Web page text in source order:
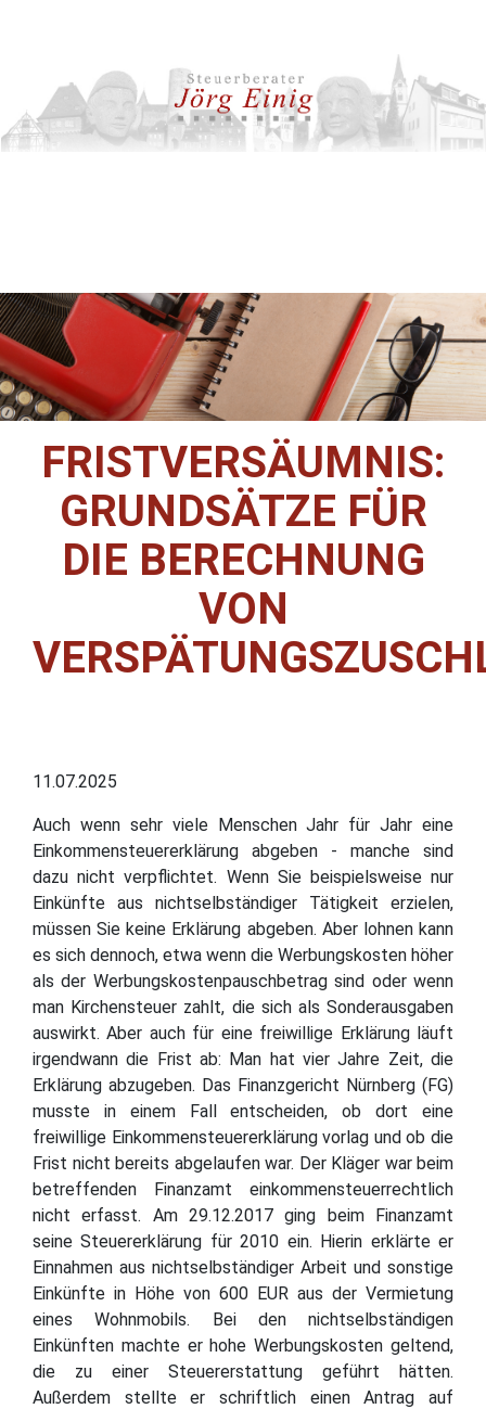
FRISTVERSÄUMNIS:
GRUNDSÄTZE FÜR
DIE BERECHNUNG
VON
11.07.2025
Auch wenn sehr viele Menschen Jahr für Jahr eine
Einkommensteuererklärung abgeben - manche sind
dazu nicht verpflichtet. Wenn Sie beispielsweise nur
Einkünfte aus nichtselbständiger Tätigkeit erzielen,
müssen Sie keine Erklärung abgeben. Aber lohnen kann
es sich dennoch, etwa wenn die Werbungskosten höher
als der Werbungskostenpauschbetrag sind oder wenn
man Kirchensteuer zahlt, die sich als Sonderausgaben
auswirkt. Aber auch für eine freiwillige Erklärung läuft
irgendwann die Frist ab: Man hat vier Jahre Zeit, die
Erklärung abzugeben. Das Finanzgericht Nürnberg (FG)
musste in einem Fall entscheiden, ob dort eine
freiwillige Einkommensteuererklärung vorlag und ob die
Frist nicht bereits abgelaufen war. Der Kläger war beim
betreffenden Finanzamt einkommensteuerrechtlich
nicht erfasst. Am 29.12.2017 ging beim Finanzamt
seine Steuererklärung für 2010 ein. Hierin erklärte er
Einnahmen aus nichtselbständiger Arbeit und sonstige
Einkünfte in Höhe von 600 EUR aus der Vermietung
eines Wohnmobils. Bei den nichtselbständigen
Einkünften machte er hohe Werbungskosten geltend,
die zu einer Steuererstattung geführt hätten.
Außerdem stellte er schriftlich einen Antrag auf